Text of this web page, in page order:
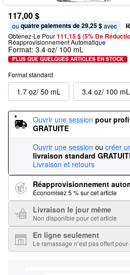
117,00 $
ou quatre paiements de 29,25 $ avec
Obtenez-Le Pour111,15 $ (5% De
Réapprovisionnement Automatique
Format: 3.4 oz/ 100 mL
PLUS QUE QUELQUES ARTICLES EN STOCK
Format standard
1.7 oz/ 50 mL 3.4 oz/ 100 mL
Ouvrir une session pour
GRATUITE
Ouvrir une session ou créer
livraison standard
Livraison et retours
Réapprovisionnement
Économisez 5 % sur cet article
Livraison le jour même
Non disponible pour cet article
En ligne seulement
Le ramassage n’est pas offert pour